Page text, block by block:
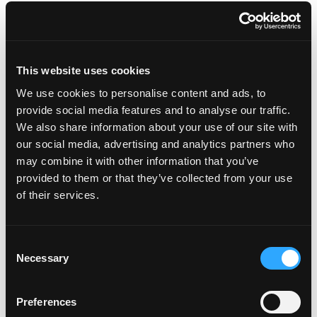
This website uses cookies
We use cookies to personalise content and ads, to
provide social media features and to analyse our traffic.
We also share information about your use of our site with
our social media, advertising and analytics partners who
may combine it with other information that you’ve
provided to them or that they’ve collected from your use
of their services.
Selection
Necessary
Preferences
Volumen fresco manejado por año
Menos de 500,000 libras
500,000 – 39,000,000 libras
40,000,000 – 60,000,000 libras
Mas de 60,000,000 libras
200,000 libras a 1,000,000 libras
(Obligatorio)